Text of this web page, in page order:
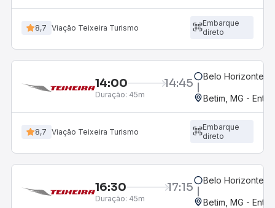
8,7 Viação Teixeira Turismo
Embarque
direto
14:00 14:45
Duração: 45m
Belo Horizonte,
Betim, MG -
8,7 Viação Teixeira Turismo
Embarque
direto
16:30 17:15
Duração: 45m
Belo Horizonte,
Betim, MG -